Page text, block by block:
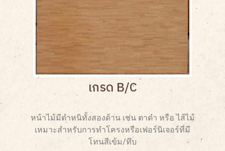
เกรด B/C
หน้าไม้มีตำหนิทั้งสองด้าน เช่น ตาดำ หรือ ไส้ไม้
เหมาะสำหรับการทำโครงหรือเฟอร์นิเจอร์ที่มี
โทนสีเข้ม/ทึบ